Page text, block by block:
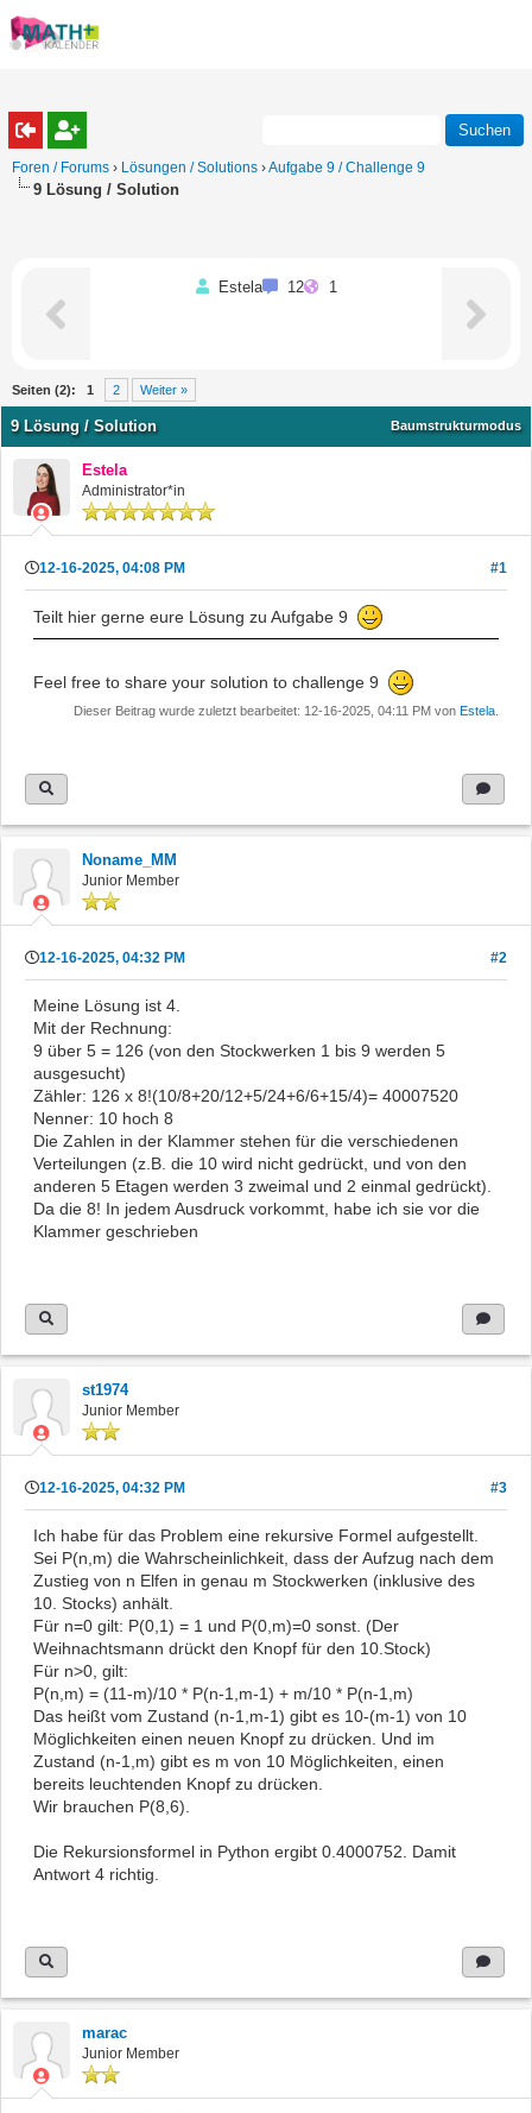
Foren / Forums › Lösungen / Solutions ›Aufgabe 9 / Challenge 9
9 Lösung / Solution
Estela 12 1
Seiten (2): 1 2 Weiter »
Baumstrukturmodus
9 Lösung / Solution
Estela
Administrator*in
12-16-2025, 04:08 PM #1
Teilt hier gerne eure Lösung zu Aufgabe 9
Feel free to share your solution to challenge 9
Dieser Beitrag wurde zuletzt bearbeitet: 12-16-2025, 04:11 PM von Estela
Noname_MM
Junior Member
12-16-2025, 04:32 PM #2
Meine Lösung ist 4.
Mit der Rechnung:
9 über 5 = 126 (von den Stockwerken 1 bis 9 werden 5
ausgesucht)
Zähler: 126 x 8!(10/8+20/12+5/24+6/6+15/4)= 40007520
Nenner: 10 hoch 8
Die Zahlen in der Klammer stehen für die verschiedenen
Verteilungen (z.B. die 10 wird nicht gedrückt, und von den
anderen 5 Etagen werden 3 zweimal und 2 einmal gedrückt).
Da die 8! In jedem Ausdruck vorkommt, habe ich sie vor die
Klammer geschrieben
st1974
Junior Member
12-16-2025, 04:32 PM #3
Ich habe für das Problem eine rekursive Formel aufgestellt.
Sei P(n,m) die Wahrscheinlichkeit, dass der Aufzug nach dem
Zustieg von n Elfen in genau m Stockwerken (inklusive des
10. Stocks) anhält.
Für n=0 gilt: P(0,1) = 1 und P(0,m)=0 sonst. (Der
Weihnachtsmann drückt den Knopf für den 10.Stock)
Für n>0, gilt:
P(n,m) = (11-m)/10 * P(n-1,m-1) + m/10 * P(n-1,m)
Das heißt vom Zustand (n-1,m-1) gibt es 10-(m-1) von 10
Möglichkeiten einen neuen Knopf zu drücken. Und im
Zustand (n-1,m) gibt es m von 10 Möglichkeiten, einen
bereits leuchtenden Knopf zu drücken.
Wir brauchen P(8,6).
Die Rekursionsformel in Python ergibt 0.4000752. Damit
Antwort 4 richtig.
marac
Junior Member